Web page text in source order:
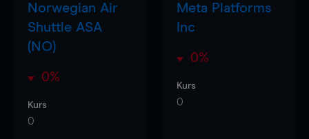
Norwegian Air
Shuttle ASA
(NO)
0%
Kurs
0
Meta Platforms
Inc
0%
Kurs
0